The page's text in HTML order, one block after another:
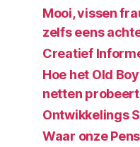
Mooi, vissen
zelfs eens
Creatief
Hoe het Old
netten
Ontwikkelings
Waar onze